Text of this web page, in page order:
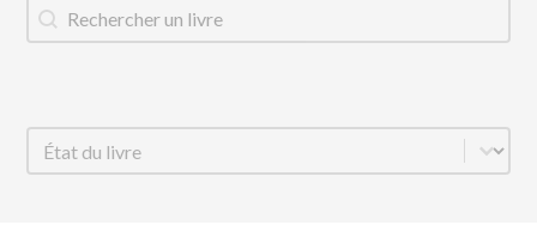
Titre du livre
Rechercher
État
Sélectionnez le contenu